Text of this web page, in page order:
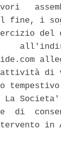
fine, i
di
La
di
in